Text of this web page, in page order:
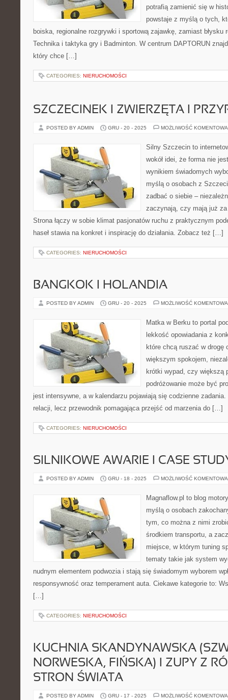
potrafią zamienić się w
powstaje z myślą o tych,
boiska, regionalne rozgrywki i sportową zajawkę, zamiast błysku
Technika i taktyka gry i Badminton. W centrum DAPTORUN
który chce […]
CATEGORIES: NIERUCHOMOŚCI
SZCZECINEK I ZWIERZĘTA I
POSTED BY ADMIN GRU - 20 - 2025 MOŻLIWOŚĆ
Silny Szczecin to
wokół idei, że forma nie
wynikiem świadomych
myślą o osobach z
zadbać o siebie –
zaczynają, czy mają już
Strona łączy w sobie klimat pasjonatów ruchu z praktycznym
haseł stawia na konkret i inspirację do działania. Zobacz też […]
CATEGORIES: NIERUCHOMOŚCI
BANGKOK I HOLANDIA
POSTED BY ADMIN GRU - 20 - 2025 MOŻLIWOŚĆ
Matka w Berku to portal
lekkość opowiadania z
które chcą ruszać w drogę
większym spokojem,
krótki wypad, czy większą
podróżowanie może być
jest intensywne, a w kalendarzu pojawiają się codzienne zadania.
relacji, lecz przewodnik pomagająca przejść od marzenia do […]
CATEGORIES: NIERUCHOMOŚCI
SILNIKOWE AWARIE I CASE
POSTED BY ADMIN GRU - 18 - 2025 MOŻLIWOŚĆ
Magnaflow.pl to blog
myślą o osobach
tym, co można z nimi
środkiem transportu, a
miejsce, w którym tuning
tematy takie jak system
nudnym elementem podwozia i stają się świadomym wyborem
responsywność oraz temperament auta. Ciekawe kategorie to:
[…]
CATEGORIES: NIERUCHOMOŚCI
KUCHNIA SKANDYNAWSKA
NORWESKA, FIŃSKA) I ZUPY Z
STRON ŚWIATA
POSTED BY ADMIN GRU - 17 - 2025 MOŻLIWOŚĆ